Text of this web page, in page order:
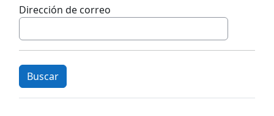
Dirección de correo